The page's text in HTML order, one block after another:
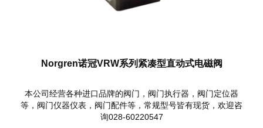
Norgren诺冠VRW系列紧凑型直动式电磁阀
本公司经营各种进口品牌的阀门，阀门执行器，阀门定位器
等，阀门仪器仪表，阀门配件等，常规型号皆有现货，欢迎咨
询028-60220547